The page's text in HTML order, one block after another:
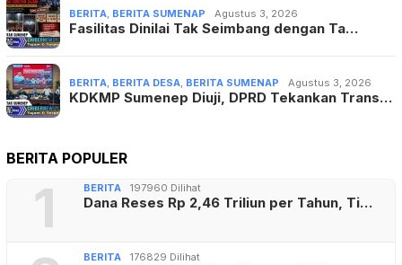
BERITA, BERITA SUMENAP Agustus 3, 2026
Fasilitas Dinilai Tak Seimbang dengan Ta…
BERITA, BERITA DESA, BERITA SUMENAP Agustus 3, 2026
KDKMP Sumenep Diuji, DPRD Tekankan Trans…
BERITA POPULER
1 BERITA 197960 Dilihat
Dana Reses Rp 2,46 Triliun per Tahun, Ti…
BERITA 176829 Dilihat